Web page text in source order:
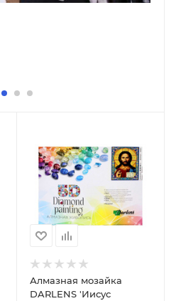
Алмазная мозайка
DARLENS 'Иисус